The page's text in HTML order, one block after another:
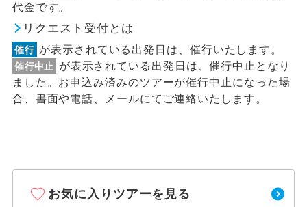
代金です。
リクエスト受付とは
催行 が表示されている出発日は、催行いたします。
催行中止
が表示されている出発日は、催行中止となり
ました。お申込み済みのツアーが催行中止になった場
合、書面や電話、メールにてご連絡いたします。
お気に入りツアーを見る